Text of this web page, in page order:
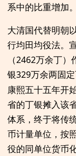
系中的比重增加。
大清国代替明朝
行均田均役法。
（2462万余丁
银329万余两固
康熙五十五年开
省的丁银摊入该
体系，终于将传
币计量单位，按
役的同单位货币